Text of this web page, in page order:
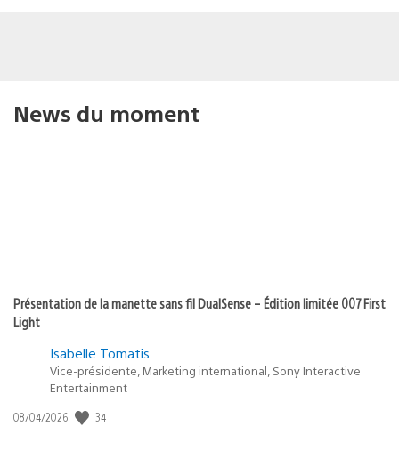
News du moment
Présentation de la manette sans fil DualSense – Édition limitée 007 First
Light
Isabelle Tomatis
Vice-présidente, Marketing international, Sony Interactive
Entertainment
Date
08/04/2026 34